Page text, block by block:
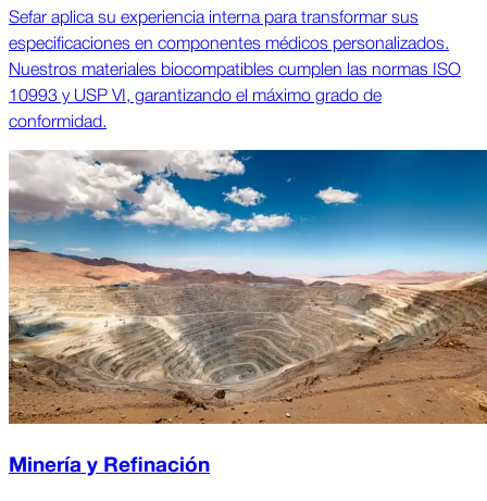
Sefar aplica su experiencia interna para transformar sus
especificaciones en componentes médicos personalizados.
Nuestros materiales biocompatibles cumplen las normas ISO
10993 y USP VI, garantizando el máximo grado de
conformidad.
Minería y Refinación